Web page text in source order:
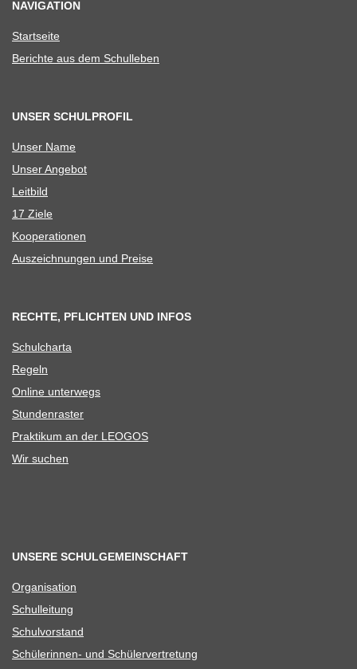
NAVIGATION
Start­seite
Berichte aus dem Schulleben
UNSER SCHULPROFIL
Unser Name
Unser Ange­bot
Leit­bild
17 Ziele
Koope­ra­tio­nen
Aus­zeich­nun­gen und Preise
RECHTE, PFLICHTEN UND INFOS
Schul­charta
Regeln
Online unter­wegs
Stun­den­ras­ter
Prak­ti­kum an der LEOGOS
Wir suchen
UNSERE SCHULGEMEINSCHAFT
Orga­ni­sa­tion
Schul­lei­tung
Schul­vor­stand
Schü­le­rin­nen- und Schülervertretung